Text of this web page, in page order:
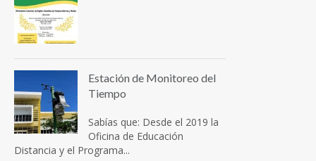
Estación de Monitoreo del
Tiempo
Sabías que: Desde el 2019 la
Oficina de Educación
Distancia y el Programa...